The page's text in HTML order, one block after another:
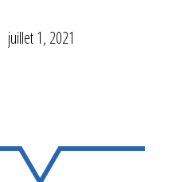
juillet 1, 2021